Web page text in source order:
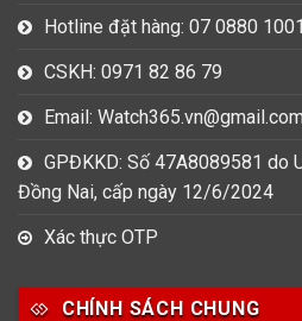
Hotline đặt hàng: 07 0880 1001
CSKH: 0971 82 86 79
Email: Watch365.vn@gmail.com
GPĐKKD: Số 47A8089581 do
Đồng Nai, cấp ngày 12/6/2024
Xác thực OTP
CHÍNH SÁCH CHUNG